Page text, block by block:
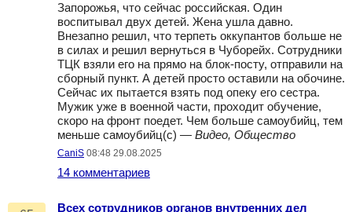
Запорожья, что сейчас российская. Один
воспитывал двух детей. Жена ушла давно.
Внезапно решил, что терпеть оккупантов больше не
в силах и решил вернуться в Чуборейх. Сотрудники
ТЦК взяли его на прямо на блок-посту, отправили на
сборный пункт. А детей просто оставили на обочине.
Сейчас их пытается взять под опеку его сестра.
Мужик уже в военной части, проходит обучение,
скоро на фронт поедет. Чем больше самоубийц, тем
меньше самоубийц(с) — Видео, Общество
CaniS 08:48 29.08.2025
14 комментариев
Всех сотрудников органов внутренних дел